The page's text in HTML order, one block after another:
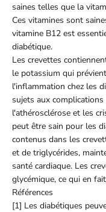
saines telles que la
Ces vitamines sont
vitamine B12 est
diabétique.
Les crevettes
le potassium qui
l'inflammation chez les
sujets aux
l'athérosclérose et les
peut être sain pour les
contenus dans les
et de triglycérides,
santé cardiaque. Les
glycémique, ce qui en
Références
[1] Les diabétiques